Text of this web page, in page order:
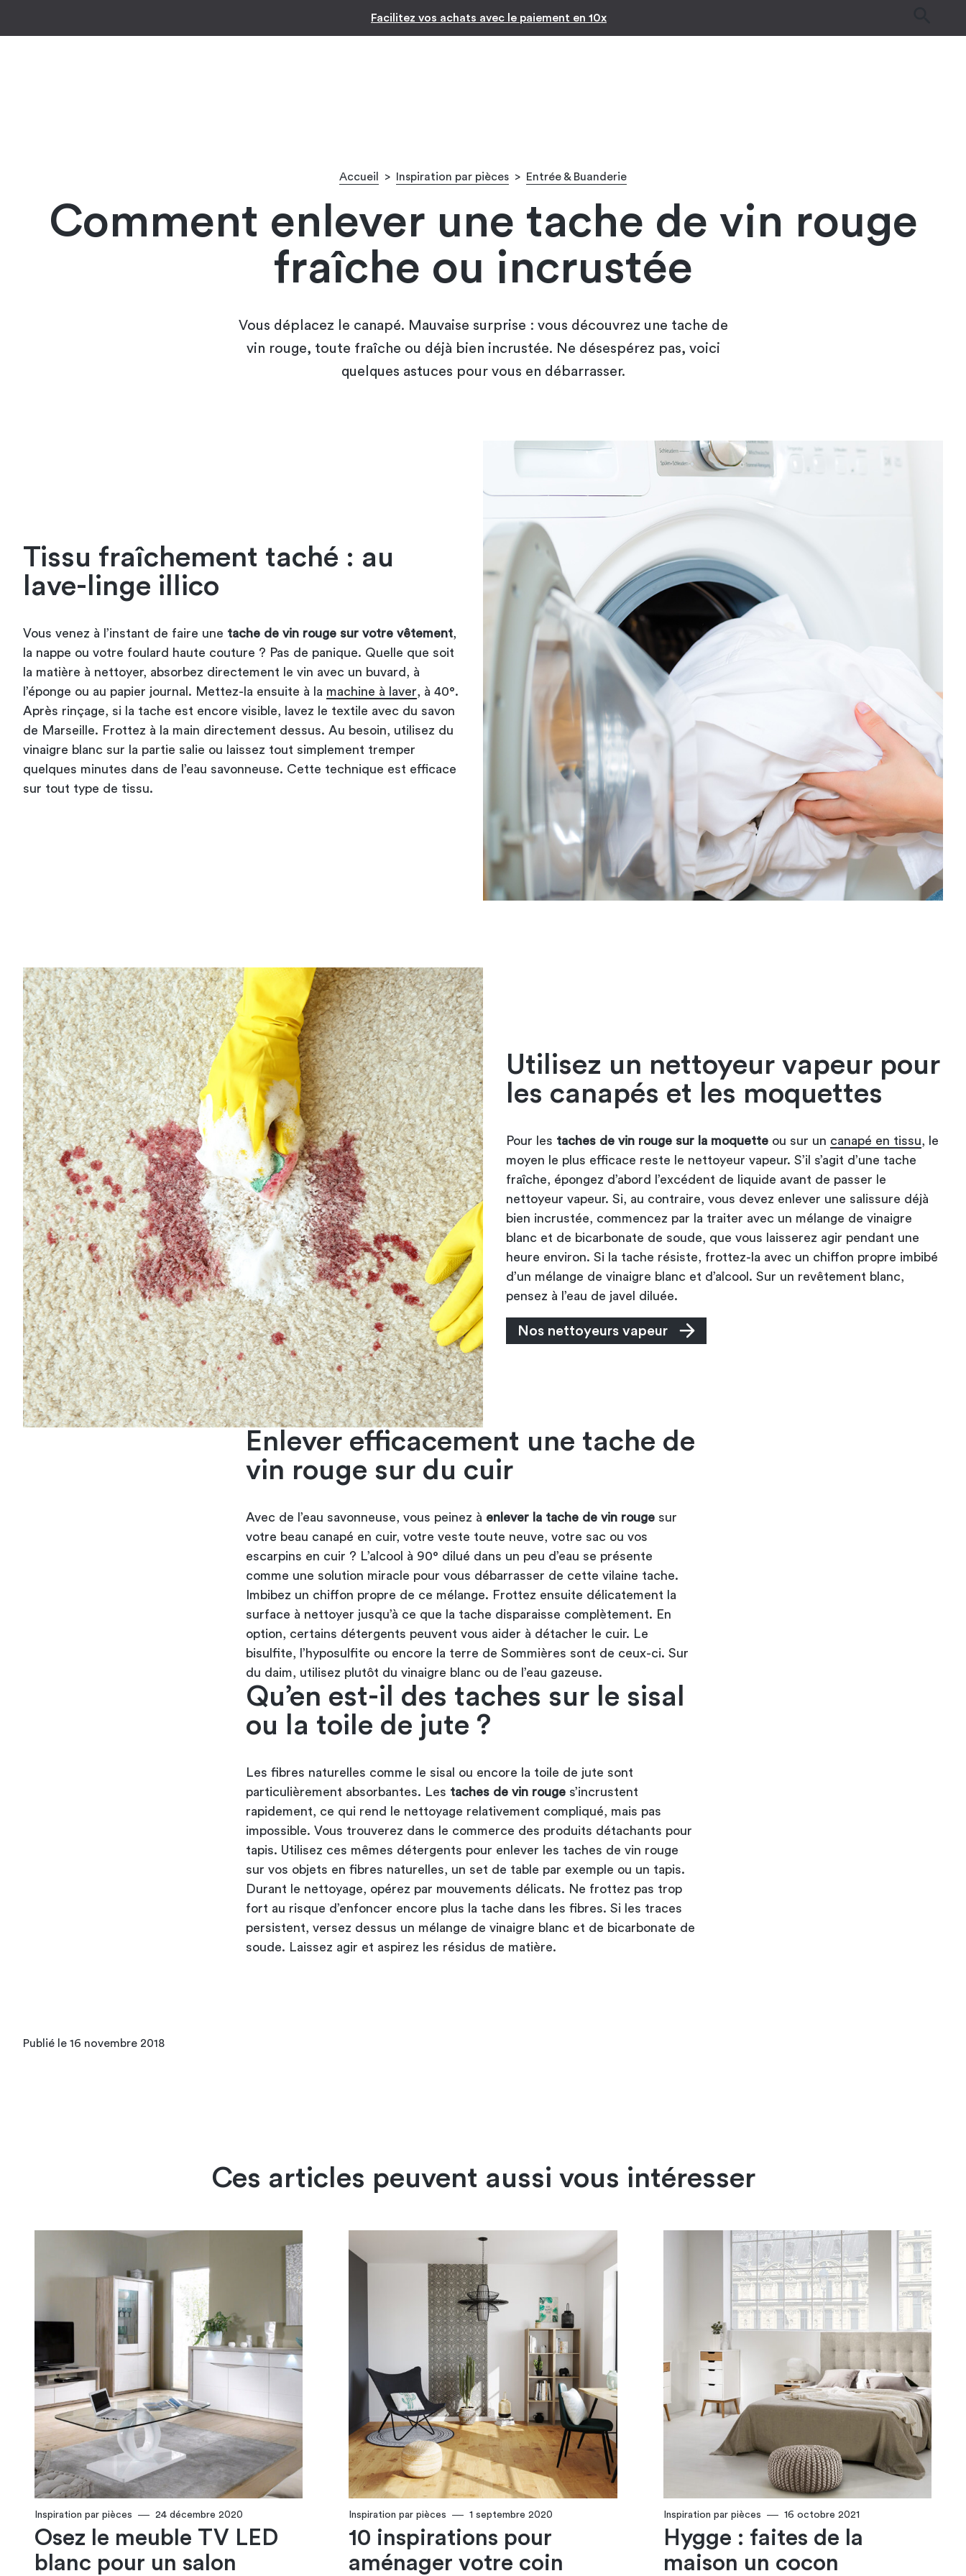
Facilitez vos achats avec le paiement en 10x
Inspiration par pièces
Accueil > Inspiration par pièces > Entrée & Buanderie
Comment enlever une tache de vin rouge
fraîche ou incrustée
Vous déplacez le canapé. Mauvaise surprise : vous découvrez une tache de
vin rouge, toute fraîche ou déjà bien incrustée. Ne désespérez pas, voici
quelques astuces pour vous en débarrasser.
Tissu fraîchement taché : au
lave-linge illico
Vous venez à l’instant de faire une tache de vin rouge sur votre vêtement
la nappe ou votre foulard haute couture ? Pas de panique. Quelle que soit
la matière à nettoyer, absorbez directement le vin avec un buvard, à
l’éponge ou au papier journal. Mettez-la ensuite à la machine à laver , à 40°.
Après rinçage, si la tache est encore visible, lavez le textile avec du savon
de Marseille. Frottez à la main directement dessus. Au besoin, utilisez du
vinaigre blanc sur la partie salie ou laissez tout simplement tremper
quelques minutes dans de l’eau savonneuse. Cette technique est efficace
sur tout type de tissu.
Utilisez un nettoyeur vapeur pour
les canapés et les moquettes
Pour les taches de vin rouge sur la moquette ou sur un canapé en tissu, le
moyen le plus efficace reste le nettoyeur vapeur. S’il s’agit d’une tache
fraîche, épongez d’abord l’excédent de liquide avant de passer le
nettoyeur vapeur. Si, au contraire, vous devez enlever une salissure déjà
bien incrustée, commencez par la traiter avec un mélange de vinaigre
blanc et de bicarbonate de soude, que vous laisserez agir pendant une
heure environ. Si la tache résiste, frottez-la avec un chiffon propre imbibé
d’un mélange de vinaigre blanc et d’alcool. Sur un revêtement blanc,
pensez à l’eau de javel diluée.
Nos nettoyeurs vapeur
Enlever efficacement une tache de
vin rouge sur du cuir
Avec de l’eau savonneuse, vous peinez à enlever la tache de vin rouge sur
votre beau canapé en cuir, votre veste toute neuve, votre sac ou vos
escarpins en cuir ? L’alcool à 90° dilué dans un peu d’eau se présente
comme une solution miracle pour vous débarrasser de cette vilaine tache.
Imbibez un chiffon propre de ce mélange. Frottez ensuite délicatement la
surface à nettoyer jusqu’à ce que la tache disparaisse complètement. En
option, certains détergents peuvent vous aider à détacher le cuir. Le
bisulfite, l’hyposulfite ou encore la terre de Sommières sont de ceux-ci. Sur
du daim, utilisez plutôt du vinaigre blanc ou de l’eau gazeuse.
Qu’en est-il des taches sur le sisal
ou la toile de jute ?
Les fibres naturelles comme le sisal ou encore la toile de jute sont
particulièrement absorbantes. Les taches de vin rouge s’incrustent
rapidement, ce qui rend le nettoyage relativement compliqué, mais pas
impossible. Vous trouverez dans le commerce des produits détachants pour
tapis. Utilisez ces mêmes détergents pour enlever les taches de vin rouge
sur vos objets en fibres naturelles, un set de table par exemple ou un tapis.
Durant le nettoyage, opérez par mouvements délicats. Ne frottez pas trop
fort au risque d’enfoncer encore plus la tache dans les fibres. Si les traces
persistent, versez dessus un mélange de vinaigre blanc et de bicarbonate de
soude. Laissez agir et aspirez les résidus de matière.
Publié le 16 novembre 2018
Ces articles peuvent aussi vous intéresser
Inspiration par pièces 24 décembre 2020
Osez le meuble TV LED
blanc pour un salon
Inspiration par pièces 1 septembre 2020
10 inspirations pour
aménager votre coin
Inspiration par pièces 16 octobre 2021
Hygge : faites de la
maison un cocon